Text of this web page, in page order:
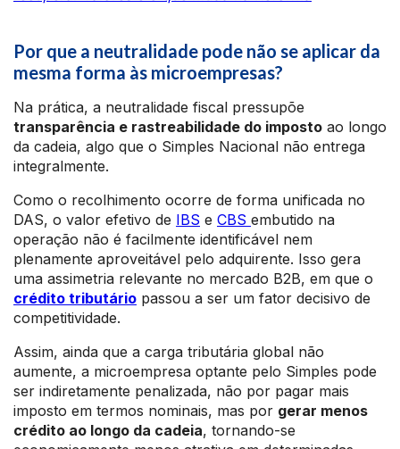
Por que a neutralidade pode não se aplicar da
mesma forma às microempresas?
Na prática, a neutralidade fiscal pressupõe
transparência e rastreabilidade do imposto ao longo
da cadeia, algo que o Simples Nacional não entrega
integralmente.
Como o recolhimento ocorre de forma unificada no
DAS, o valor efetivo de IBS e CBS embutido na
operação não é facilmente identificável nem
plenamente aproveitável pelo adquirente. Isso gera
uma assimetria relevante no mercado B2B, em que o
crédito tributário passou a ser um fator decisivo de
competitividade.
Assim, ainda que a carga tributária global não
aumente, a microempresa optante pelo Simples pode
ser indiretamente penalizada, não por pagar mais
imposto em termos nominais, mas por gerar menos
crédito ao longo da cadeia, tornando-se